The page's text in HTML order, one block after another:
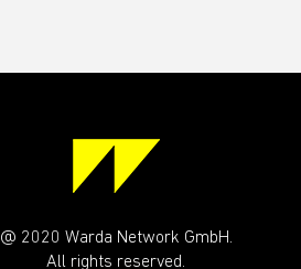
@ 2020 Warda Network GmbH.
All rights reserved.